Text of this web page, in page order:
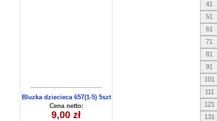
Bluzka dziecieca 657(1-5) 5szt
Cena netto:
9,00 zł
41
51
61
71
81
91
101
111
121
131